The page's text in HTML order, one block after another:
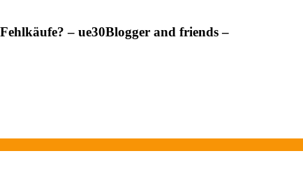
– ue30Blogger and friends –